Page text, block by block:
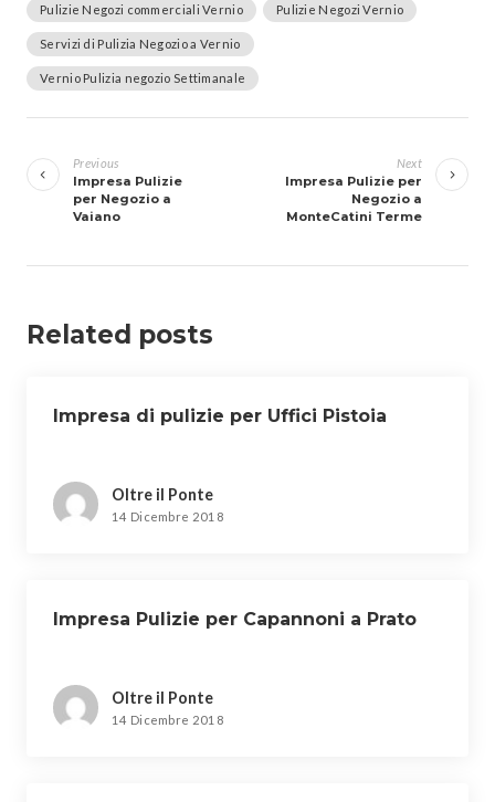
Pulizie Negozi commerciali Vernio Pulizie Negozi Vernio
Servizi di Pulizia Negozio a Vernio
Vernio Pulizia negozio Settimanale
articoli
Previous
Impresa Pulizie
per Negozio a
Vaiano
Next
Impresa Pulizie per
Negozio a
MonteCatini Terme
Related posts
Impresa di pulizie per Uffici Pistoia
Oltre il Ponte
14 Dicembre 2018
Impresa Pulizie per Capannoni a Prato
Oltre il Ponte
14 Dicembre 2018